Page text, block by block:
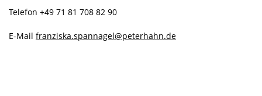
Telefon +49 71 81 708 82 90
E-Mail franziska.spannagel@peterhahn.de